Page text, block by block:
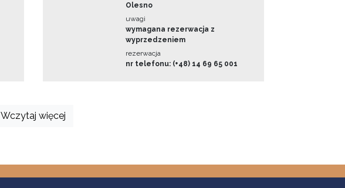
Olesno
uwagi
wymagana rezerwacja z
wyprzedzeniem
rezerwacja
nr telefonu: (+48) 14 69 65 001
Wczytaj więcej